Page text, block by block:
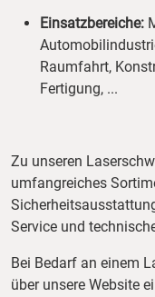
Einsatzbereiche:
Raumfahrt,
Fertigung, ...
Zu unseren
umfangreiches
Service und
Bei Bedarf an einem
über unsere Website